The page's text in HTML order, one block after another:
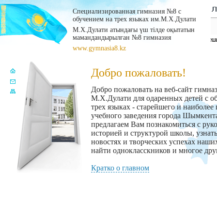
Специализированная гимназия №8 с
обучением на трех языках им.М.Х.Дулати
М.Х.Дулати атындағы үш тілде оқытатын
мамандандырылған №8 гимназия
www.gymnasia8.kz
Добро пожаловать!
Добро пожаловать на веб-сайт
М.Х.Дулати для одаренных детей с
трех языках - старейшего и
учебного заведения города
предлагаем Вам познакомиться с
историей и структурой школы,
новостях и творческих успехах
найти однокласскников и многое
Кратко о главном